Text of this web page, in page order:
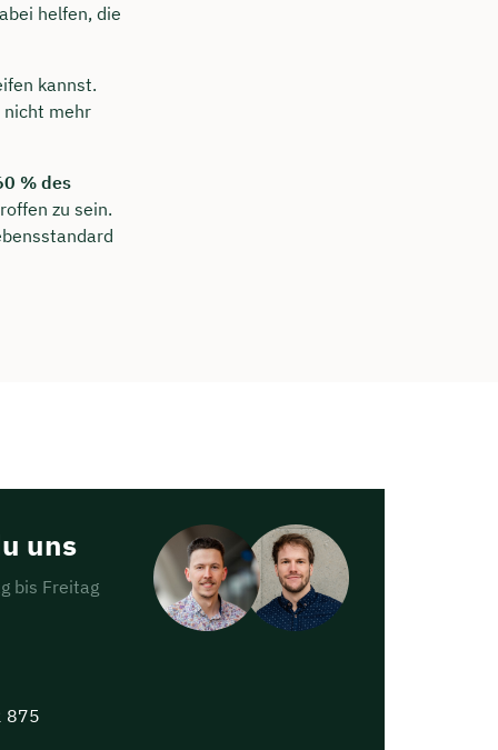
helfen, die
kannst.
nicht mehr
% des
zu sein.
uns
bis Freitag
875